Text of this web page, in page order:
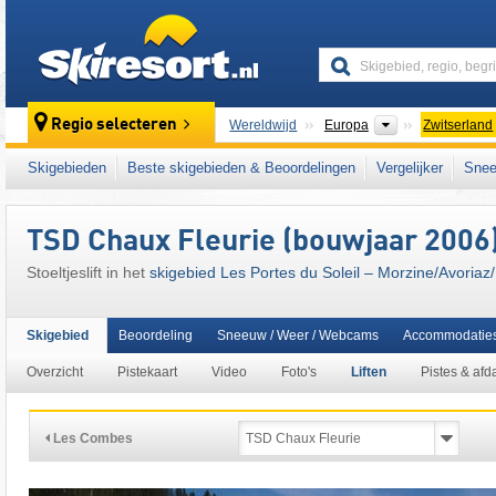
Regio selecteren Wereldwijd Europa Continenten
Zwitserland
Wereldwijd Europa Continenten
Frankrijk
West-Europa, Midden-Europa , Europese
Skigebieden Beste skigebieden & Beoordelingen Vergelijker
TSD Chaux Fleurie (bouwjaar
Stoeltjeslift in het skigebied Les Portes du Soleil – Morzine/​
Skigebied
Overzicht Pistekaart Video Foto's Liften Pistes &
Beoordeling Sneeuw / Weer / Webcams
Les Combes